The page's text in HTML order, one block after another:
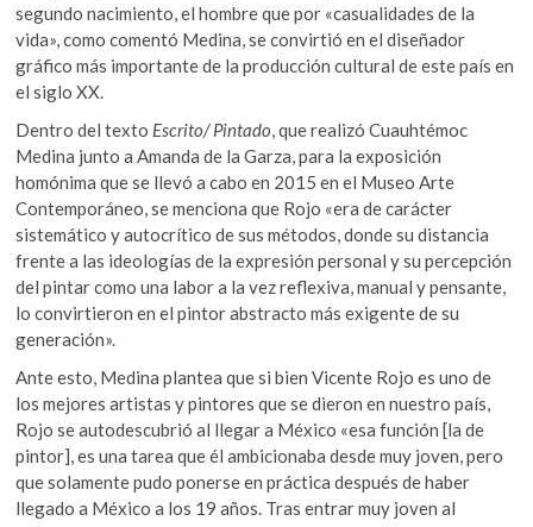
segundo nacimiento, el hombre que por «casualidades de la
vida», como comentó Medina, se convirtió en el diseñador
gráfico más importante de la producción cultural de este país en
el siglo XX.
Dentro del texto Escrito/ Pintado, que realizó Cuauhtémoc
Medina junto a Amanda de la Garza, para la exposición
homónima que se llevó a cabo en 2015 en el Museo Arte
Contemporáneo, se menciona que Rojo «era de carácter
sistemático y autocrítico de sus métodos, donde su distancia
frente a las ideologías de la expresión personal y su percepción
del pintar como una labor a la vez reflexiva, manual y pensante,
lo convirtieron en el pintor abstracto más exigente de su
generación».
Ante esto, Medina plantea que si bien Vicente Rojo es uno de
los mejores artistas y pintores que se dieron en nuestro país,
Rojo se autodescubrió al llegar a México «esa función [la de
pintor], es una tarea que él ambicionaba desde muy joven, pero
que solamente pudo ponerse en práctica después de haber
llegado a México a los 19 años. Tras entrar muy joven al